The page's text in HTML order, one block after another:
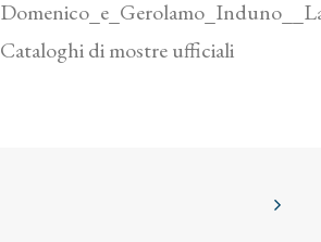
Cataloghi di mostre ufficiali